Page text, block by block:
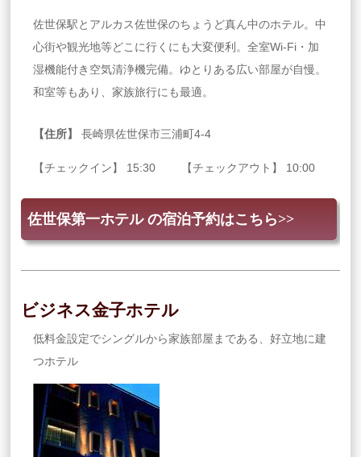
佐世保駅とアルカス佐世保のちょうど真ん中のホテル。中
心街や観光地等どこに行くにも大変便利。全室Wi-Fi・加
湿機能付き空気清浄機完備。ゆとりある広い部屋が自慢。
和室等もあり、家族旅行にも最適。
【住所】 長崎県佐世保市三浦町4-4
【チェックイン】 15:30 【チェックアウト】 10:00
佐世保第一ホテル の宿泊予約はこちら>>
ビジネス金子ホテル
低料金設定でシングルから家族部屋まである、好立地に建
つホテル